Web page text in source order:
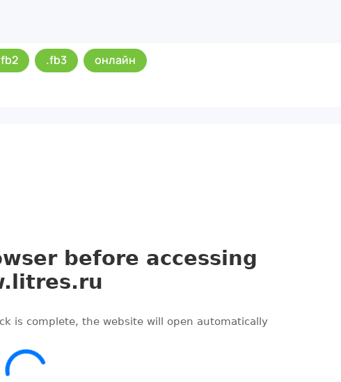
.fb3 онлайн